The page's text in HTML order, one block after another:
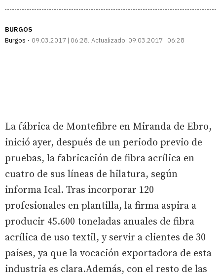
BURGOS
Burgos
09.03.2017 | 06:28 Actualizado: 09.03.2017 | 06:28
La fábrica de Montefibre en Miranda de Ebro,
inició ayer, después de un periodo previo de
pruebas, la fabricación de fibra acrílica en
cuatro de sus líneas de hilatura, según
informa Ical. Tras incorporar 120
profesionales en plantilla, la firma aspira a
producir 45.600 toneladas anuales de fibra
acrílica de uso textil, y servir a clientes de 30
países, ya que la vocación exportadora de esta
industria es clara.Además, con el resto de las